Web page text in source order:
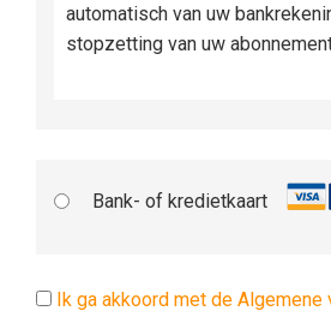
automatisch van uw
stopzetting van uw
Bank- of kredietkaart
Ik ga akkoord met de Algemene